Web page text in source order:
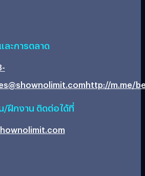
ละการตลาด
http://m.me/
/ฝึกงาน ติดต่อได้ที่